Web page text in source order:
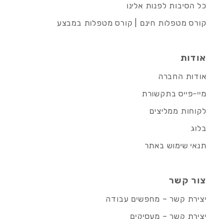
כל הסיבות לפנות אלינו
קורס מטפלות חינם | קורס מטפלות במבצע
אודות
אודות החברה
מיי-פייס בתקשורת
לקוחות ממליצים
בלוג
תנאי שימוש באתר
צור קשר
יצירת קשר – מחפשים עבודה
יצירת קשר – מעסיקים